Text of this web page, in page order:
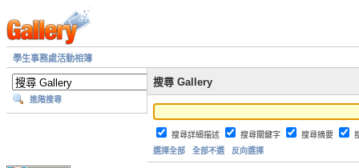
學生事務處活動相簿
進階搜尋
搜尋 Gallery
搜尋詳細描述 搜尋關鍵字 搜尋摘要
選擇全部
全部不選 反向選擇